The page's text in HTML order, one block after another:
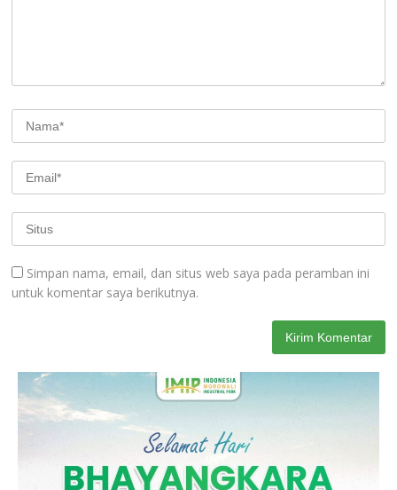
Simpan nama, email, dan situs web saya pada peramban ini
untuk komentar saya berikutnya.